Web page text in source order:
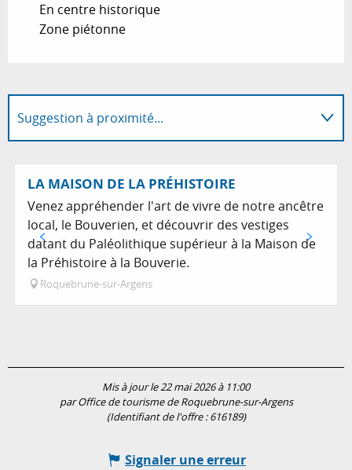
En centre historique
Zone piétonne
Suggestion à proximité...
En lien avec
LA MAISON DE LA PRÉHISTOIRE
Venez appréhender l'art de vivre de notre ancêtre
local, le Bouverien, et découvrir des vestiges
datant du Paléolithique supérieur à la Maison de
la Préhistoire à la Bouverie.
Roquebrune-sur-Argens
Mis à jour le 22 mai 2026 à 11:00
par Office de tourisme de Roquebrune-sur-Argens
(Identifiant de l'offre :616189)
Signaler une erreur